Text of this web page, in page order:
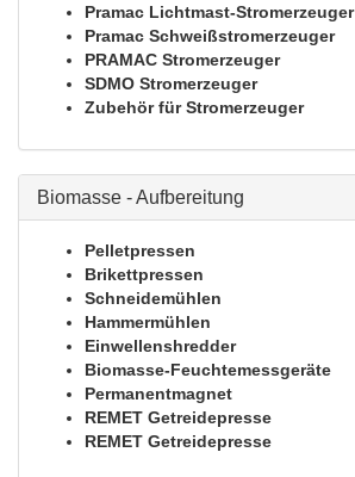
Pramac Lichtmast-Stromerzeuger
Pramac Schweißstromerzeuger
PRAMAC Stromerzeuger
SDMO Stromerzeuger
Zubehör für Stromerzeuger
Biomasse - Aufbereitung
Pelletpressen
Brikettpressen
Schneidemühlen
Hammermühlen
Einwellenshredder
Biomasse-Feuchtemessgeräte
Permanentmagnet
REMET Getreidepresse
REMET Getreidepresse